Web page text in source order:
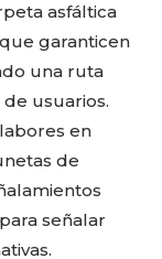
asfáltica
garanticen
una ruta
usuarios.
en
de
señalar